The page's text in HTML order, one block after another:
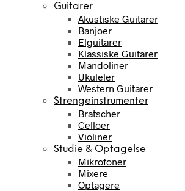
Guitarer
Akustiske Guitarer
Banjoer
Elguitarer
Klassiske Guitarer
Mandoliner
Ukuleler
Western Guitarer
Strengeinstrumenter
Bratscher
Celloer
Violiner
Studie & Optagelse
Mikrofoner
Mixere
Optagere